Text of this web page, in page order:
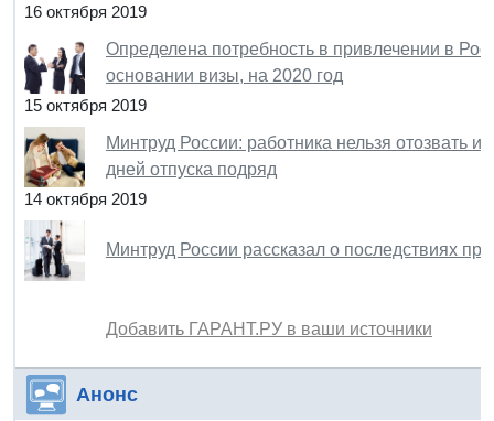
16 октября 2019
Определена потребность в привлечении в
основании визы, на 2020 год
15 октября 2019
Минтруд России: работника нельзя отозвать
дней отпуска подряд
14 октября 2019
Минтруд России рассказал о последствиях
Добавить ГАРАНТ.РУ в ваши источники
Анонс